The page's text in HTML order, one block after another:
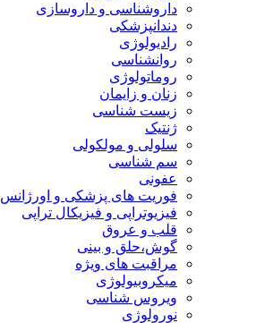
داروشناسی و داروسازی
دندانپزشکی
رادیولوژی
روانشناسی
روماتولوژی
زنان و زایمان
زیست شناسی
ژنتیک
سلولی و مولکولی
سم شناسی
عفونی
فوریت های پزشکی و اورژانس
فیزیوتراپی و فیزیکال تراپی
قلب و عروق
گوش،حلق و بینی
مراقبت های ویژه
میکروبیولوژی
ویروس شناسی
نورولوژی